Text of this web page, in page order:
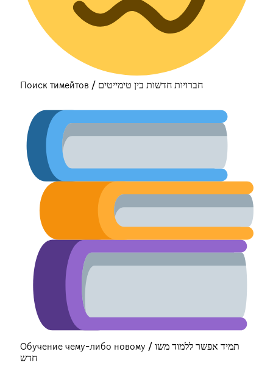
Поиск тимейтов / חברויות חדשות בין טימייטים
Обучение чему-либо новому / תמיד אפשר ללמוד משו
חדש